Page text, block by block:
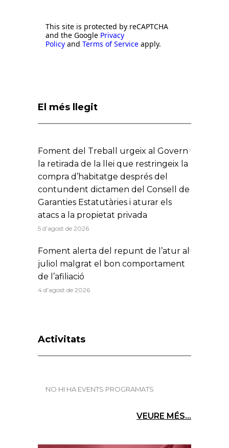
This site is protected by reCAPTCHA
and the Google Privacy
Policy and Terms of Service apply.
El més llegit
Foment del Treball urgeix al Govern
la retirada de la llei que restringeix la
compra d’habitatge després del
contundent dictamen del Consell de
Garanties Estatutàries i aturar els
atacs a la propietat privada
5 d'agost de 2026
Foment alerta del repunt de l’atur al
juliol malgrat el bon comportament
de l’afiliació
4 d'agost de 2026
Activitats
NO HI HA EVENTS PROGRAMATS
VEURE MÉS...